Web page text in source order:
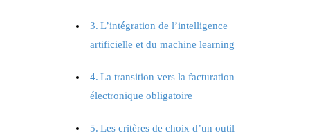
L’intégration de l’intelligence
artificielle et du machine learning
La transition vers la facturation
électronique obligatoire
Les critères de choix d’un outil